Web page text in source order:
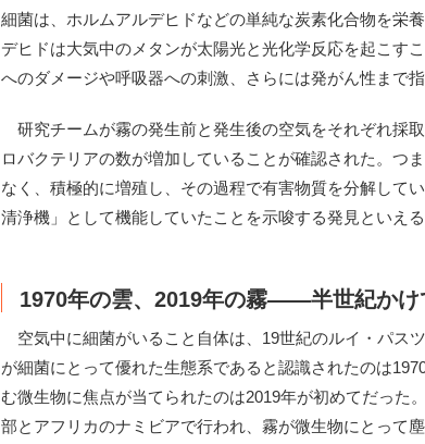
細菌は、ホルムアルデヒドなどの単純な炭素化合物を栄
デヒドは大気中のメタンが太陽光と光化学反応を起こす
へのダメージや呼吸器への刺激、さらには発がん性まで
研究チームが霧の発生前と発生後の空気をそれぞれ採
ロバクテリアの数が増加していることが確認された。つ
なく、積極的に増殖し、その過程で有害物質を分解して
清浄機」として機能していたことを示唆する発見といえる
1970年の雲、2019年の霧——半世紀かけ
空気中に細菌がいること自体は、19世紀のルイ・パス
が細菌にとって優れた生態系であると認識されたのは
む微生物に焦点が当てられたのは2019年が初めてだった
部とアフリカのナミビアで行われ、霧が微生物にとって